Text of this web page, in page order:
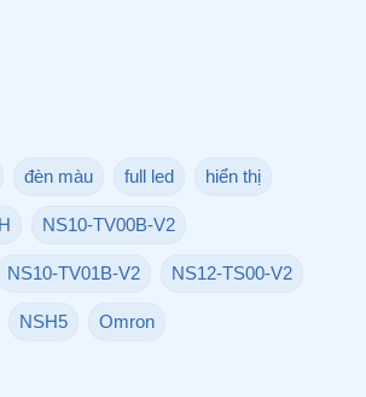
đèn màu full led hiển thị
NS10-TV00B-V2
NS10-TV01B-V2 NS12-TS00-V2
NSH5 Omron